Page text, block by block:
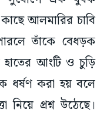
আলমারির চাবি
তাঁকে বেধড়ক
আংটি ও চুড়ি
ধর্ষণ করা হয় বলে
প্রশ্ন উঠেছে।